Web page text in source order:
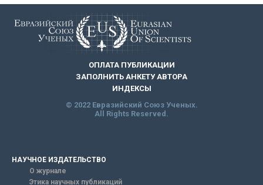
ОПЛАТА ПУБЛИКАЦИИ
ЗАПОЛНИТЬ АНКЕТУ АВТОРА
ИНДЕКСЫ
© 2022 Евразийский Союз Ученых.
All Rights Reserved.
НАУЧНОЕ ИЗДАТЕЛЬСТВО
О журнале
Этика научных публикаций